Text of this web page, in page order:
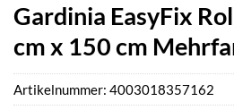
Gardinia EasyFix
cm x 150 cm
Artikelnummer: 4003018357162